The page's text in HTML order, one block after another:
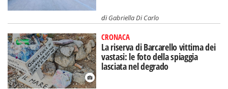
diGabriella Di Carlo
CRONACA
La riserva di Barcarello vittima dei
vastasi: le foto della spiaggia
lasciata nel degrado